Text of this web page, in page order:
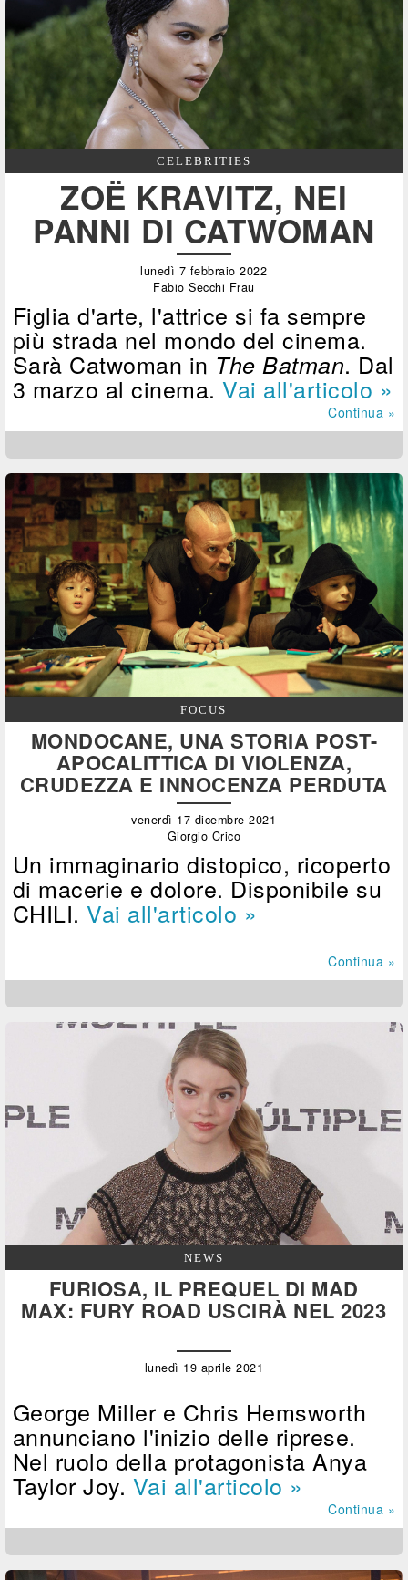
CELEBRITIES
ZOË KRAVITZ, NEI
PANNI DI CATWOMAN
lunedì 7 febbraio 2022
Fabio Secchi Frau
Figlia d'arte, l'attrice si fa sempre
più strada nel mondo del cinema.
Sarà Catwoman in The Batman. Dal
3 marzo al cinema.Vai all'articolo »
Continua »
FOCUS
MONDOCANE, UNA STORIA POST-
APOCALITTICA DI VIOLENZA,
CRUDEZZA E INNOCENZA PERDUTA
venerdì 17 dicembre 2021
Giorgio Crico
Un immaginario distopico, ricoperto
di macerie e dolore. Disponibile su
CHILI.Vai all'articolo »
Continua »
NEWS
FURIOSA, IL PREQUEL DI MAD
MAX: FURY ROAD USCIRÀ NEL 2023
lunedì 19 aprile 2021
George Miller e Chris Hemsworth
annunciano l'inizio delle riprese.
Nel ruolo della protagonista Anya
Taylor Joy. Vai all'articolo »
Continua »